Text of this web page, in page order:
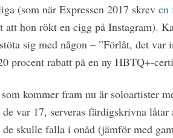
(som när Expressen 2017 skrev en
hon rökt en cigg på Instagram).
sig med någon – ”Förlåt, det var
procent rabatt på en ny HBTQ+-
kommer fram nu är soloartister
var 17, serveras färdigskrivna låtar
skulle falla i onåd (jämför med